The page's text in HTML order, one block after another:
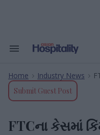
Search
Navigation
Home > Industry News >
Submit Guest Post
FTCના કેસમાં